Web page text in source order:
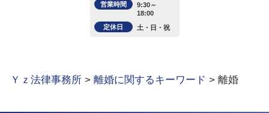
営業時間
9:30～
18:00
定休日
土・日・祝
Ｙｚ法律事務所 > 離婚に関するキーワード > 離婚